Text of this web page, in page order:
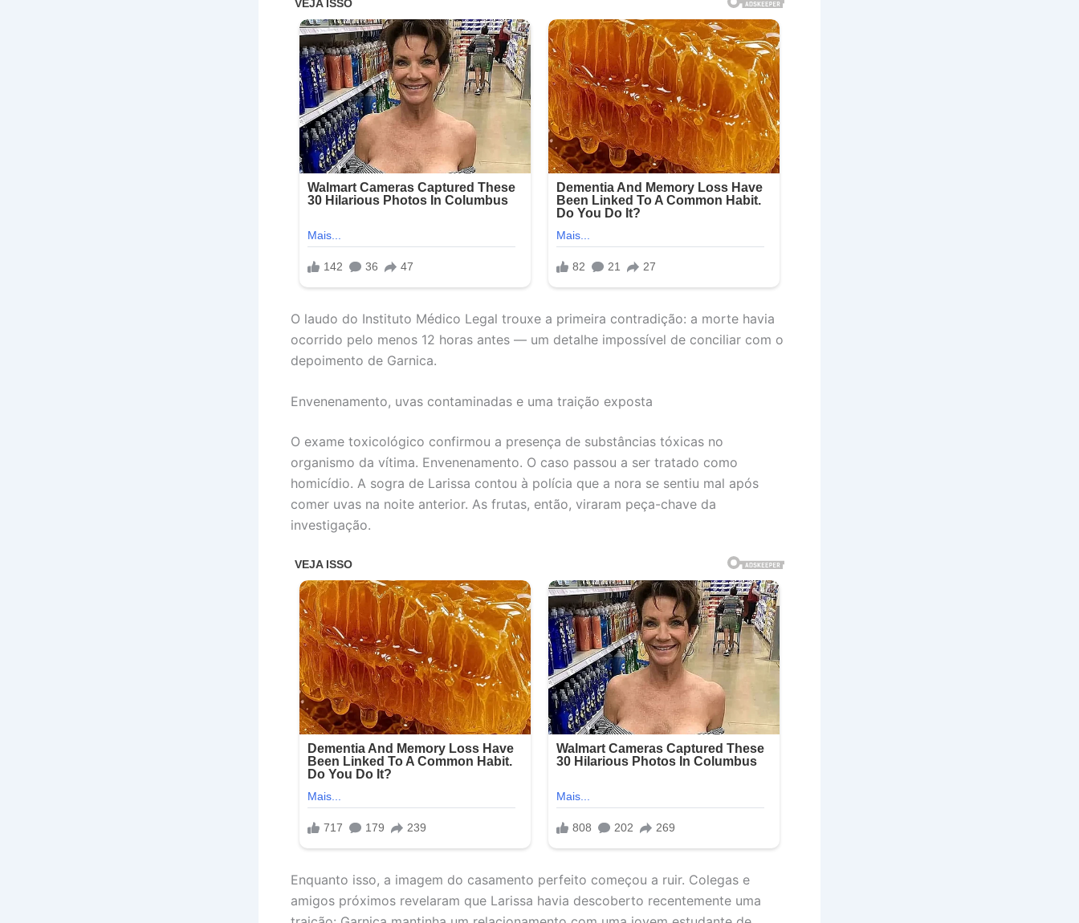
O laudo do Instituto Médico Legal trouxe a primeira contradição: a morte havia
ocorrido pelo menos 12 horas antes — um detalhe impossível de conciliar com o
depoimento de Garnica.
Envenenamento, uvas contaminadas e uma traição exposta
O exame toxicológico confirmou a presença de substâncias tóxicas no
organismo da vítima. Envenenamento. O caso passou a ser tratado como
homicídio. A sogra de Larissa contou à polícia que a nora se sentiu mal após
comer uvas na noite anterior. As frutas, então, viraram peça-chave da
investigação.
Enquanto isso, a imagem do casamento perfeito começou a ruir. Colegas e
amigos próximos revelaram que Larissa havia descoberto recentemente uma